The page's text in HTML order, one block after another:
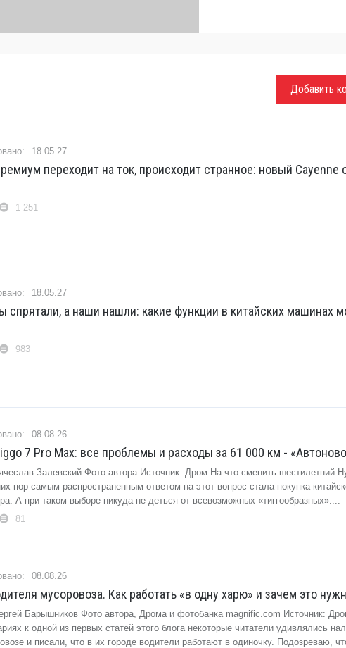
Добавить
18.05.27
переходит на ток, происходит странное: новый Cayenne
1 251
18.05.27
спрятали, а наши нашли: какие функции в китайских машинах
983
08.08.26
7 Pro Max: все проблемы и расходы за 61 000 км -
Залевский Фото автора Источник: Дром На что сменить шестилетний
пор самым распространенным ответом на этот вопрос стала покупка
А при таком выборе никуда не деться от всевозможных «тиггообразных»....
81
08.08.26
мусоровоза. Как работать «в одну харю» и зачем это
Барышников Фото автора, Дрома и фотобанка magnific.com Источник:
к одной из первых статей этого блога некоторые читатели удивлялись
и писали, что в их городе водители работают в одиночку. Подозреваю,